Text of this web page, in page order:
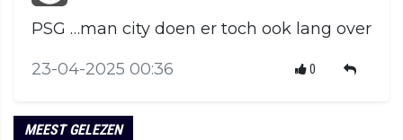
PSG …man city doen er toch ook lang over
23-04-2025 00:36 0
MEEST GELEZEN